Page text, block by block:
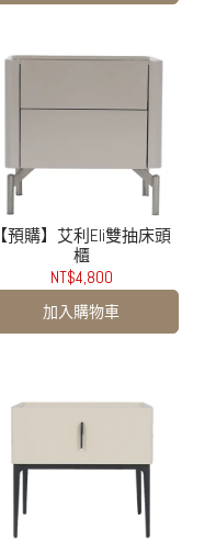
【預購】艾利Eli雙抽床頭
櫃
NT$4,800
加入購物車